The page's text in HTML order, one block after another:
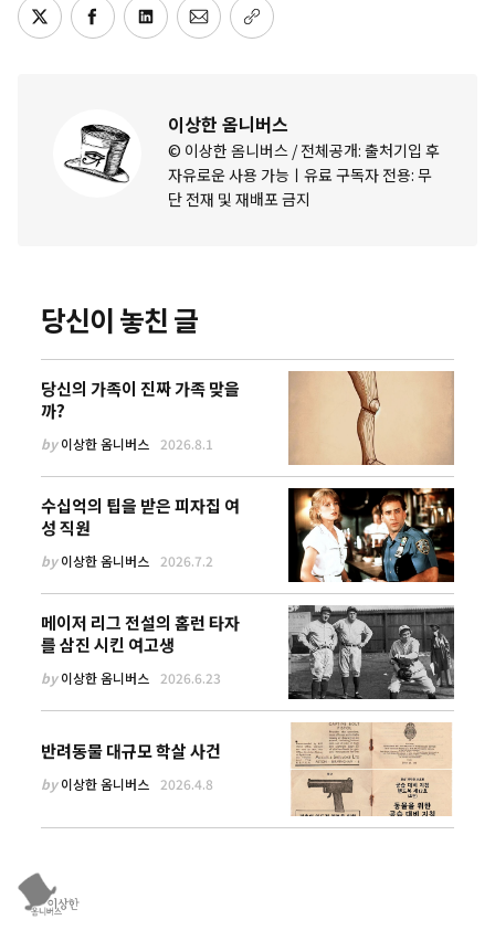
이상한 옴니버스
© 이상한 옴니버스 / 전체공개: 출처기입 후
자유로운 사용 가능ㅣ유료 구독자 전용: 무
단 전재 및 재배포 금지
당신이 놓친 글
당신의 가족이 진짜 가족 맞을
까?
by이상한 옴니버스 2026.8.1
수십억의 팁을 받은 피자집 여
성 직원
by이상한 옴니버스 2026.7.2
메이저 리그 전설의 홈런 타자
를 삼진 시킨 여고생
by이상한 옴니버스 2026.6.23
반려동물 대규모 학살 사건
by이상한 옴니버스 2026.4.8